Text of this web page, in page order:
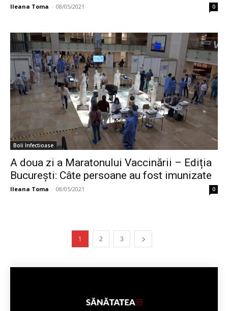
Ileana Toma - 08/05/2021 0
Boli Infectioase
A doua zi a Maratonului Vaccinării – Ediția
București: Câte persoane au fost imunizate
Ileana Toma - 08/05/2021 0
1 2 3